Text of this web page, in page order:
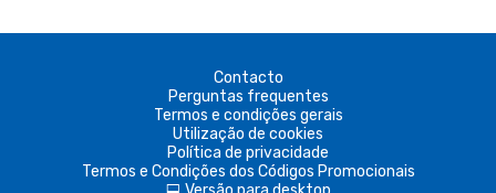
Contacto
Perguntas frequentes
Termos e condições gerais
Utilização de cookies
Política de privacidade
Termos e Condições dos Códigos Promocionais